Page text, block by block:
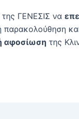
της ΓΕΝΕΣΙΣ να
αφοσίωση της